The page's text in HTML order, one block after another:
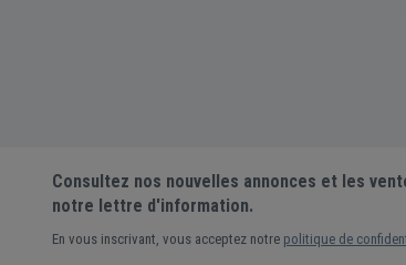
Consultez nos nouvelles annonces et les
notre lettre d'information.
En vous inscrivant, vous acceptez notre politique de